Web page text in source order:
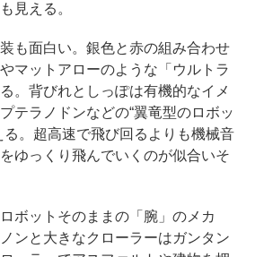
見える。
も面白い。銀色と赤の組み合わせ
マットアローのような「ウルトラ
。背びれとしっぽは有機的なイメ
テラノドンなどの“翼竜型のロボッ
る。超高速で飛び回るよりも機械音
ゆっくり飛んでいくのが似合いそ
ボットそのままの「腕」のメカ
ンと大きなクローラーはガンタン